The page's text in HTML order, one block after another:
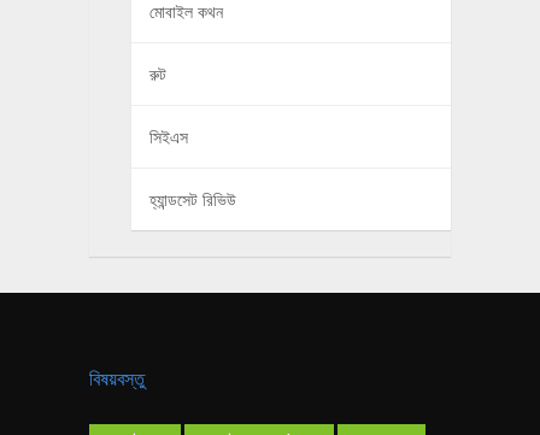
মোবাইল কথন
রুট
সিইএস
হ্যান্ডসেট রিভিউ
বিষয়বস্তু